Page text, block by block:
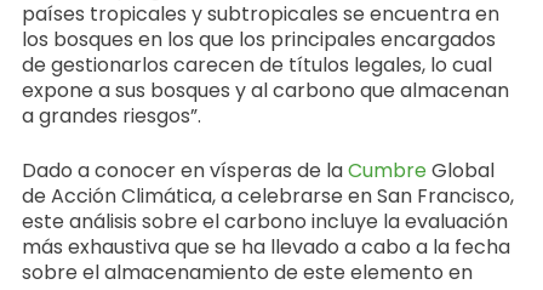
países tropicales y subtropicales se encuentra en
los bosques en los que los principales encargados
de gestionarlos carecen de títulos legales, lo cual
expone a sus bosques y al carbono que almacenan
a grandes riesgos”.
Dado a conocer en vísperas de laCumbreGlobal
de Acción Climática, a celebrarse en San Francisco,
este análisis sobre el carbono incluye la evaluación
más exhaustiva que se ha llevado a cabo a la fecha
sobre el almacenamiento de este elemento en